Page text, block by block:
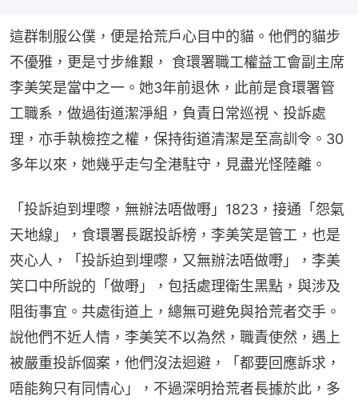
這群制服公僕，便是拾荒戶心目中的貓。他們的貓步
不優雅，更是寸步維艱， 食環署職工權益工會副主席
李美笑是當中之一。她3年前退休，此前是食環署管
工職系，做過街道潔淨組，負責日常巡視、投訴處
理，亦手執檢控之權，保持街道清潔是至高訓令。30
多年以來，她幾乎走勻全港駐守，見盡光怪陸離。
「投訴迫到埋嚟，無辦法唔做嘢」1823，接通「怨氣
天地線」，食環署長踞投訴榜，李美笑是管工，也是
夾心人，「投訴迫到埋嚟，又無辦法唔做嘢」，李美
笑口中所說的「做嘢」，包括處理衛生黑點，與涉及
阻街事宜。共處街道上，總無可避免與拾荒者交手。
說他們不近人情，李美笑不以為然，職責使然，遇上
被嚴重投訴個案，他們沒法迴避，「都要回應訴求，
唔能夠只有同情心」，不過深明拾荒者長據於此，多